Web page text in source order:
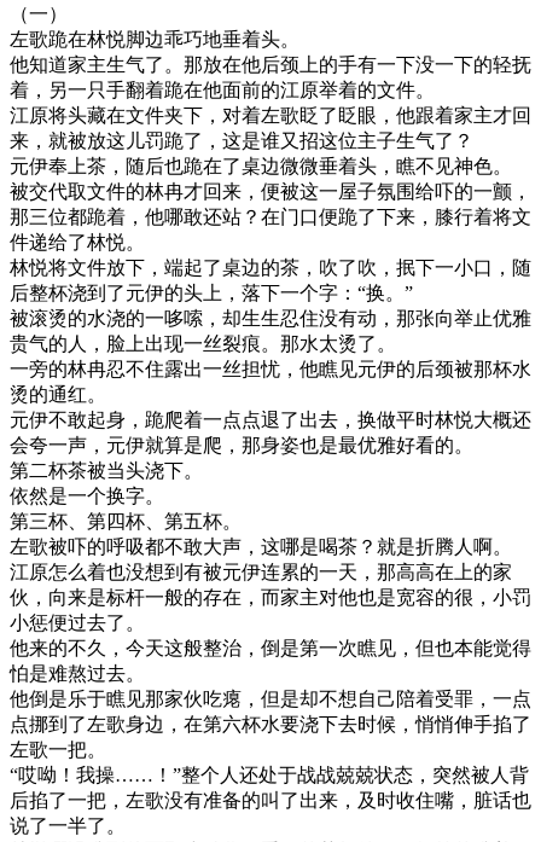
（一）
左歌跪在林悦脚边乖巧地垂着头。
他知道家主生气了。那放在他后颈上的手有一下没一下的轻抚
着，另一只手翻着跪在他面前的江原举着的文件。
江原将头藏在文件夹下，对着左歌眨了眨眼，他跟着家主才回
来，就被放这儿罚跪了，这是谁又招这位主子生气了？
元伊奉上茶，随后也跪在了桌边微微垂着头，瞧不见神色。
被交代取文件的林冉才回来，便被这一屋子氛围给吓的一颤，
那三位都跪着，他哪敢还站？在门口便跪了下来，膝行着将文
件递给了林悦。
林悦将文件放下，端起了桌边的茶，吹了吹，抿下一小口，随
后整杯浇到了元伊的头上，落下一个字：“换。”
被滚烫的水浇的一哆嗦，却生生忍住没有动，那张向举止优雅
贵气的人，脸上出现一丝裂痕。那水太烫了。
一旁的林冉忍不住露出一丝担忧，他瞧见元伊的后颈被那杯水
烫的通红。
元伊不敢起身，跪爬着一点点退了出去，换做平时林悦大概还
会夸一声，元伊就算是爬，那身姿也是最优雅好看的。
第二杯茶被当头浇下。
依然是一个换字。
第三杯、第四杯、第五杯。
左歌被吓的呼吸都不敢大声，这哪是喝茶？就是折腾人啊。
江原怎么着也没想到有被元伊连累的一天，那高高在上的家
伙，向来是标杆一般的存在，而家主对他也是宽容的很，小罚
小惩便过去了。
他来的不久，今天这般整治，倒是第一次瞧见，但也本能觉得
怕是难熬过去。
他倒是乐于瞧见那家伙吃瘪，但是却不想自己陪着受罪，一点
点挪到了左歌身边，在第六杯水要浇下去时候，悄悄伸手掐了
左歌一把。
“哎呦！我操……！”整个人还处于战战兢兢状态，突然被人背
后掐了一把，左歌没有准备的叫了出来，及时收住嘴，脏话也
说了一半了。